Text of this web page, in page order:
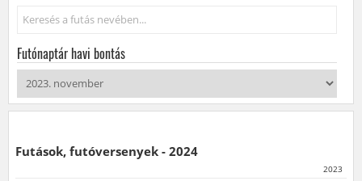
Keresés...
Futónaptár havi bontás
Futások, futóversenyek - 2024
2023